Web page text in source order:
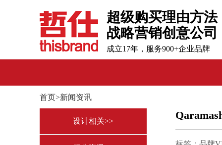
超级购买理由方法
战略营销创意公司
成立17年，服务900+企业品牌
首页>新闻资讯
设计相关>>